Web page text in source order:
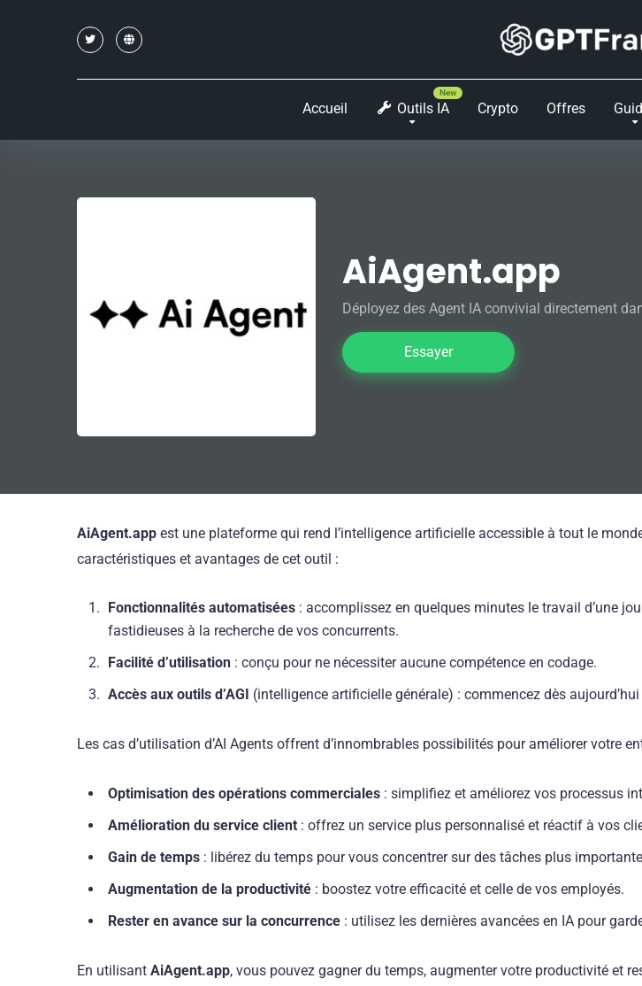
Accueil Outils IA Crypto Offres
AiAgent.app
Déployez des Agent IA convivial directement
Essayer
AiAgent.app est une plateforme qui rend l’intelligence artificielle accessible à tout le
caractéristiques et avantages de cet outil :
Fonctionnalités automatisées : accomplissez en quelques minutes le travail d’une
fastidieuses à la recherche de vos concurrents.
Facilité d’utilisation : conçu pour ne nécessiter aucune compétence en codage.
Accès aux outils d’AGI (intelligence artificielle générale) : commencez dès
Les cas d’utilisation d’AI Agents offrent d’innombrables possibilités pour améliorer votre
Optimisation des opérations commerciales : simplifiez et améliorez vos processus
Amélioration du service client : offrez un service plus personnalisé et réactif à vos
Gain de temps : libérez du temps pour vous concentrer sur des tâches plus
Augmentation de la productivité : boostez votre efficacité et celle de vos employés.
Rester en avance sur la concurrence : utilisez les dernières avancées en IA pour
En utilisant AiAgent.app, vous pouvez gagner du temps, augmenter votre productivité et